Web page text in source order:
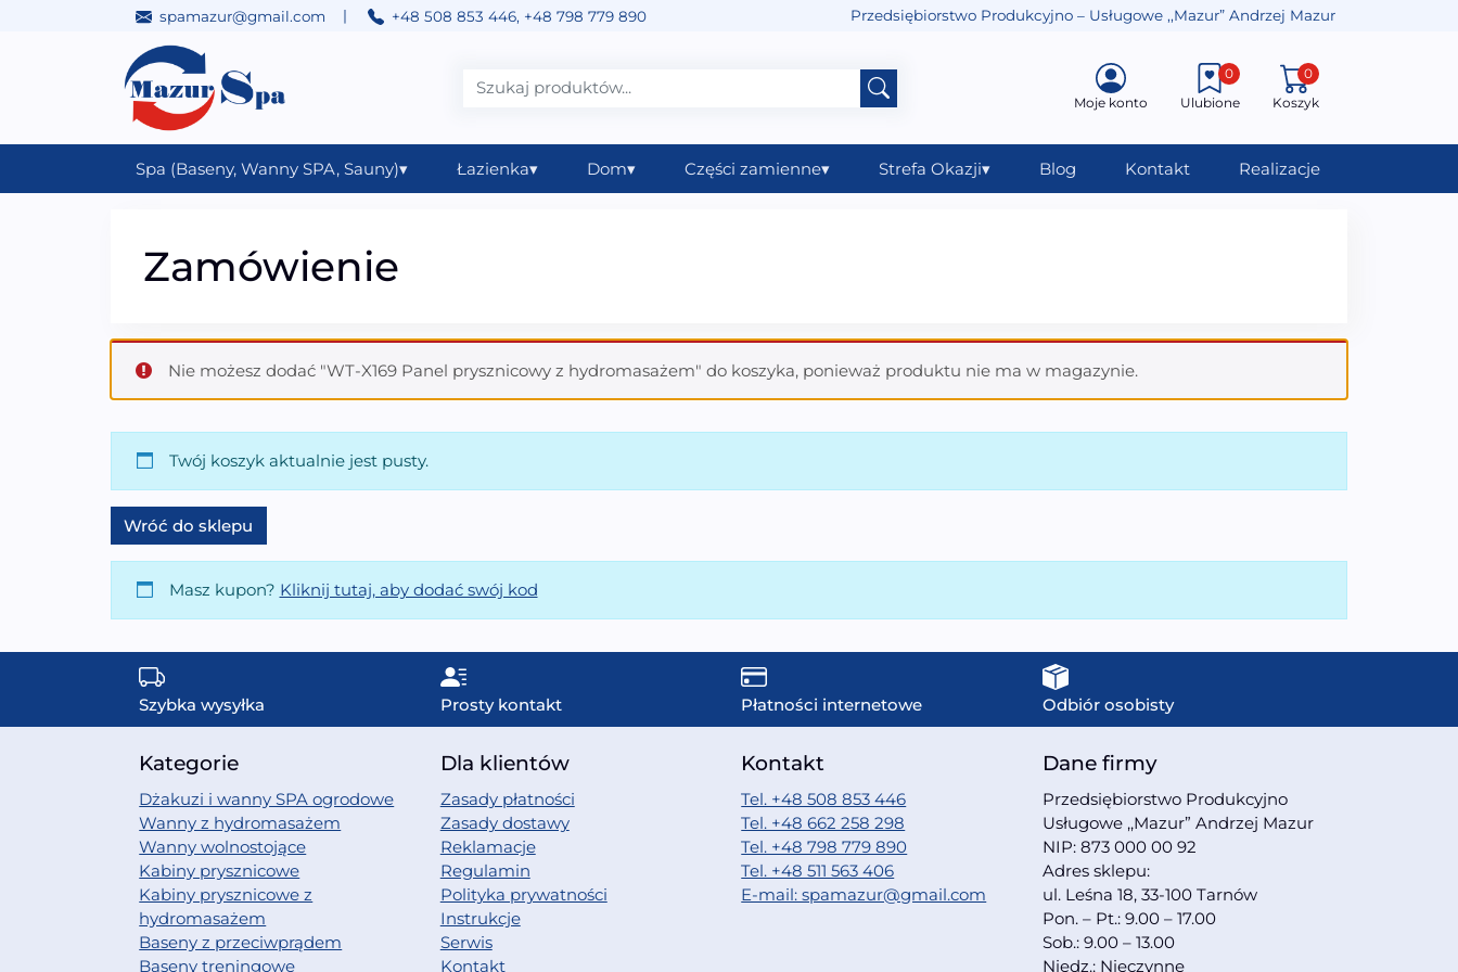
spamazur@gmail.com | +48 508 853 446, +48 798 779 890 Przedsiębiorstwo Produkcyjno – Usługowe ,,Mazur” Andrzej Mazur
Main Navigation Moje konto Ulubione
0
Koszyk
0
Spa (Baseny, Wanny SPA, Sauny)▾ Łazienka▾ Dom▾ Części zamienne▾ Strefa Okazji▾ Blog Kontakt Realizacje
Zamówienie
Nie możesz dodać "WT-X169 Panel prysznicowy z hydromasażem" do koszyka, ponieważ produktu nie ma w magazynie.
Twój koszyk aktualnie jest pusty.
Wróć do sklepu
Masz kupon? Kliknij tutaj, aby dodać swój kod
Szybka wysyłka Prosty kontakt Płatności internetowe Odbiór osobisty
Kategorie
Dżakuzi i wanny SPA ogrodowe
Wanny z hydromasażem
Wanny wolnostojące
Kabiny prysznicowe
Kabiny prysznicowe z
hydromasażem
Baseny z przeciwprądem
Baseny treningowe
Dla klientów
Zasady płatności
Zasady dostawy
Reklamacje
Regulamin
Polityka prywatności
Instrukcje
Serwis
Kontakt
Kontakt
Tel. +48 508 853 446
Tel. +48 662 258 298
Tel. +48 798 779 890
Tel. +48 511 563 406
E-mail: spamazur@gmail.com
Dane firmy
Przedsiębiorstwo Produkcyjno
Usługowe ,,Mazur” Andrzej Mazur
NIP: 873 000 00 92
Adres sklepu:
ul. Leśna 18, 33-100 Tarnów
Pon. – Pt.: 9.00 – 17.00
Sob.: 9.00 – 13.00
Niedz.: Nieczynne